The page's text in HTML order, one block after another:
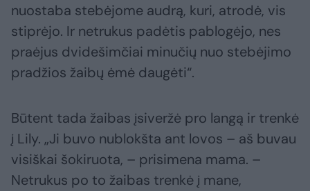
nuostaba stebėjome audrą, kuri, atrodė, vis
stiprėjo. Ir netrukus padėtis pablogėjo, nes
praėjus dvidešimčiai minučių nuo stebėjimo
pradžios žaibų ėmė daugėti“.
Būtent tada žaibas įsiveržė pro langą ir trenkė
į Lily. „Ji buvo nublokšta ant lovos – aš buvau
visiškai šokiruota, – prisimena mama. –
Netrukus po to žaibas trenkė į mane,